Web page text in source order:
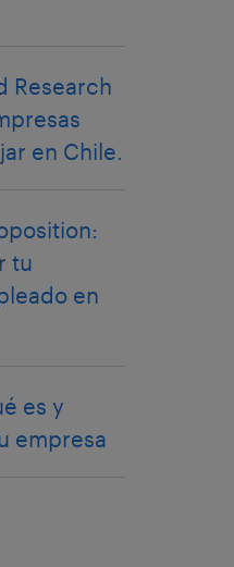
Research
en Chile.
tu
en
es y
empresa